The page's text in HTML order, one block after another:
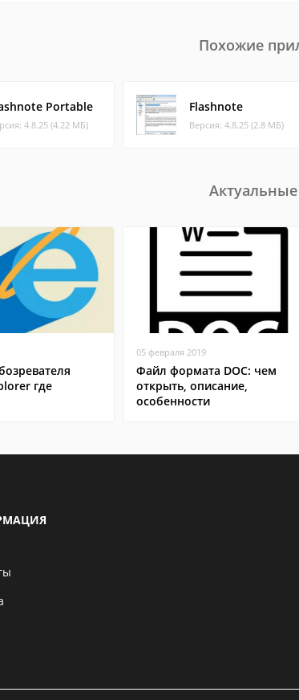
Похожие
Portable
4.8.25 (4.22 МБ)
Flashnote
Версия: 4.8.25 (2.8 МБ)
Актуальные
где
05 февраля 2019
Файл формата DOC: чем
открыть, описание,
особенности